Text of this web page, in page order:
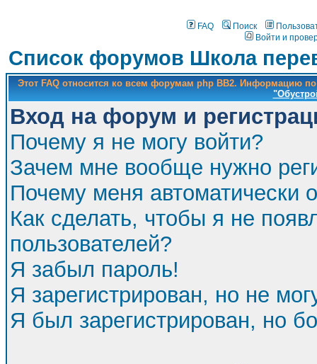
FAQ Поиск
Войти и
Список форумов Школа
Этот FAQ относится ко всем форумам php BB2. Информацию
Вход на форум и
Почему я не могу войти?
Зачем мне вообще нужно
Почему меня автоматически
Как сделать, чтобы я не
пользователей?
Я забыл пароль!
Я зарегистрирован, но не
Я был зарегистрирован, но